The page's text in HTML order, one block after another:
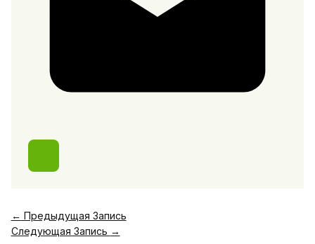
← Предыдущая Запись
Следующая Запись →